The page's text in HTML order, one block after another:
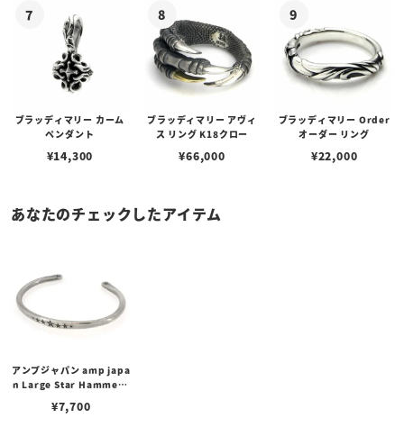
ブラッディマリー カーム
ペンダント
¥14,300
ブラッディマリー アヴィ
ス リング K18クロー
¥66,000
ブラッディマリー Order
オーダー リング
¥22,000
あなたのチェックしたアイテム
アンプジャパン amp japa
n Large Star Hammere
スターハンマードバング
¥7,700